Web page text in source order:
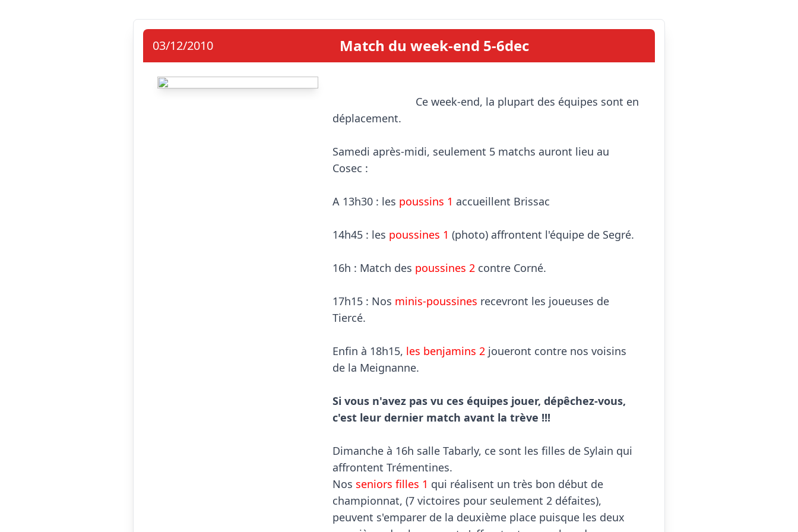
03/12/2010 Match du week-end 5-6dec
déplacement.
Samedi après-midi, seulement 5 matchs auront lieu au
Cosec :
A 13h30 : les poussins 1 accueillent Brissac
14h45 : les poussines 1 (photo) affrontent l'équipe de Segré.
16h : Match des poussines 2 contre Corné.
17h15 : Nos minis-poussines recevront les joueuses de
Tiercé.
Enfin à 18h15, les benjamins 2 joueront contre nos voisins
de la Meignanne.
Si vous n'avez pas vu ces équipes jouer, dépêchez-vous,
c'est leur dernier match avant la trève !!!
Dimanche à 16h salle Tabarly, ce sont les filles de Sylain qui
affrontent Trémentines.
Nos seniors filles 1 qui réalisent un très bon début de
championnat, (7 victoires pour seulement 2 défaites),
peuvent s'emparer de la deuxième place puisque les deux